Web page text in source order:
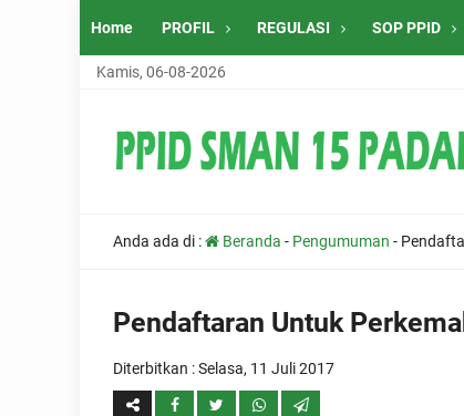
Home PROFIL REGULASI SOP PPID
Kamis, 06-08-2026
Anda ada di : Beranda - Pengumuman -
Pendaftaran Untuk
Diterbitkan :Selasa, 11 Juli 2017